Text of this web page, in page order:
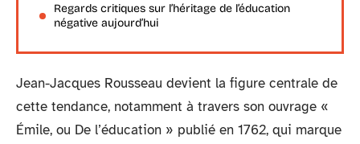
Regards critiques sur l’héritage de l’éducation
négative aujourd’hui
Jean-Jacques Rousseau devient la figure centrale de
cette tendance, notamment à travers son ouvrage «
Émile, ou De l’éducation » publié en 1762, qui marque